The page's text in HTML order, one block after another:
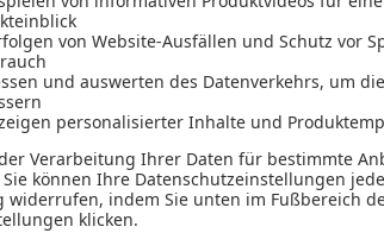
Versand & Zahlungsarten
Versandpauschalen
Kostenlose Rücksendungen